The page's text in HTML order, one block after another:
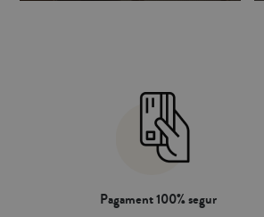
Pagament 100% segur